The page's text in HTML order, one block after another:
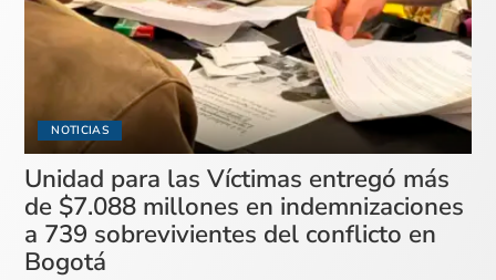
NOTICIAS
Unidad para las Víctimas entregó más
de $7.088 millones en indemnizaciones
a 739 sobrevivientes del conflicto en
Bogotá